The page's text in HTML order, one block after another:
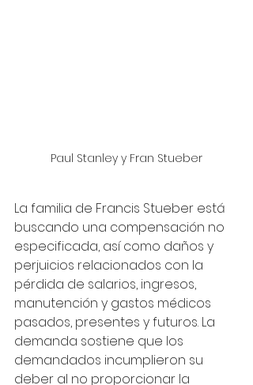
Paul Stanley y Fran Stueber
La familia de Francis Stueber está
buscando una compensación no
especificada, así como daños y
perjuicios relacionados con la
pérdida de salarios, ingresos,
manutención y gastos médicos
pasados, presentes y futuros. La
demanda sostiene que los
demandados incumplieron su
deber al no proporcionar la